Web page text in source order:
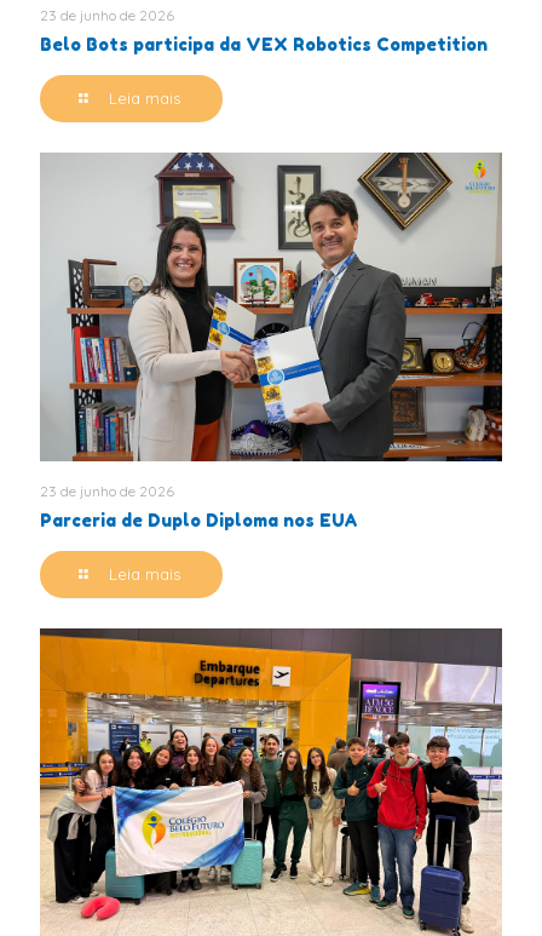
23 de junho de 2026
Belo Bots participa da VEX Robotics Competition
Leia mais
23 de junho de 2026
Parceria de Duplo Diploma nos EUA
Leia mais